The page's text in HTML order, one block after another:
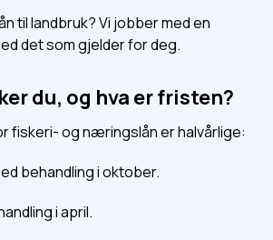
til landbruk? Vi jobber med en
det som gjelder for deg.
du, og hva er fristen?
fiskeri- og næringslån er halvårlige:
behandling i oktober.
i april.